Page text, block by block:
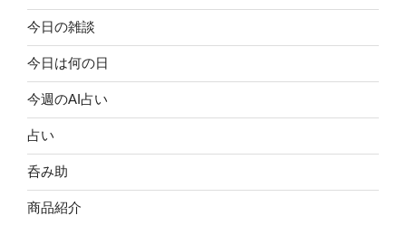
今日の雑談
今日は何の日
今週のAI占い
占い
呑み助
商品紹介